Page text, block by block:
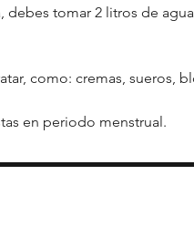
tomar 2 litros de
como: cremas, sueros,
en periodo menstrual.